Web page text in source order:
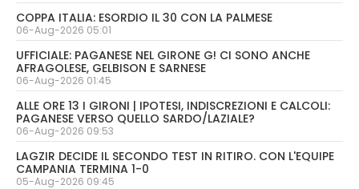
COPPA ITALIA: ESORDIO IL 30 CON LA PALMESE
06-Aug-2026 05:01
UFFICIALE: PAGANESE NEL GIRONE G! CI SONO ANCHE
AFRAGOLESE, GELBISON E SARNESE
06-Aug-2026 01:45
ALLE ORE 13 I GIRONI | IPOTESI, INDISCREZIONI E CALCOLI:
PAGANESE VERSO QUELLO SARDO/LAZIALE?
06-Aug-2026 09:53
LAGZIR DECIDE IL SECONDO TEST IN RITIRO. CON L'EQUIPE
CAMPANIA TERMINA 1-0
05-Aug-2026 09:45